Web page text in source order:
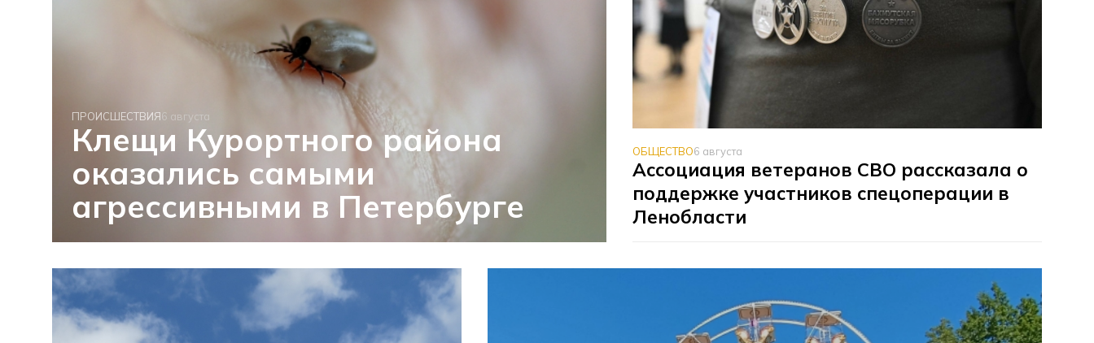
ПРОИСШЕСТВИЯ6 августа
Клещи Курортного района
оказались самыми
агрессивными в Петербурге
ОБЩЕСТВО6 августа
Ассоциация ветеранов СВО рассказала о
поддержке участников спецоперации в
Ленобласти